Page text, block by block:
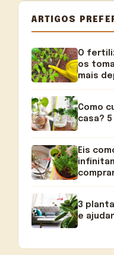
ARTIGOS
O
os
mais
Como
casa?
Eis
3
e